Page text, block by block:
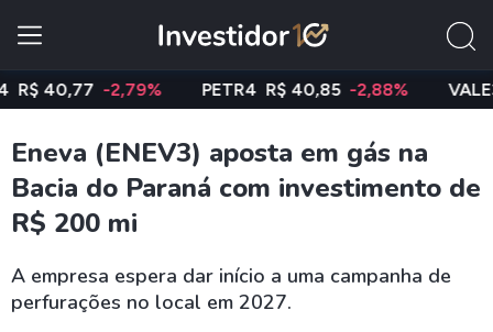
-2,79% PETR4 R$ 40,85 -2,88% VALE3 R$
Eneva (ENEV3) aposta em gás na
Bacia do Paraná com investimento de
R$ 200 mi
A empresa espera dar início a uma campanha de
perfurações no local em 2027.